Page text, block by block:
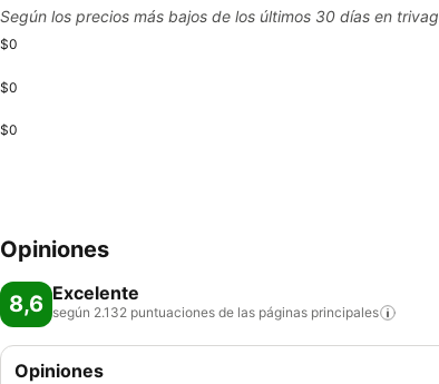
Según los precios más bajos de los últimos 30 días en
$0
$0
$0
Opiniones
8,6 Excelente
según 2.132 puntuaciones de las páginas principales
Opiniones